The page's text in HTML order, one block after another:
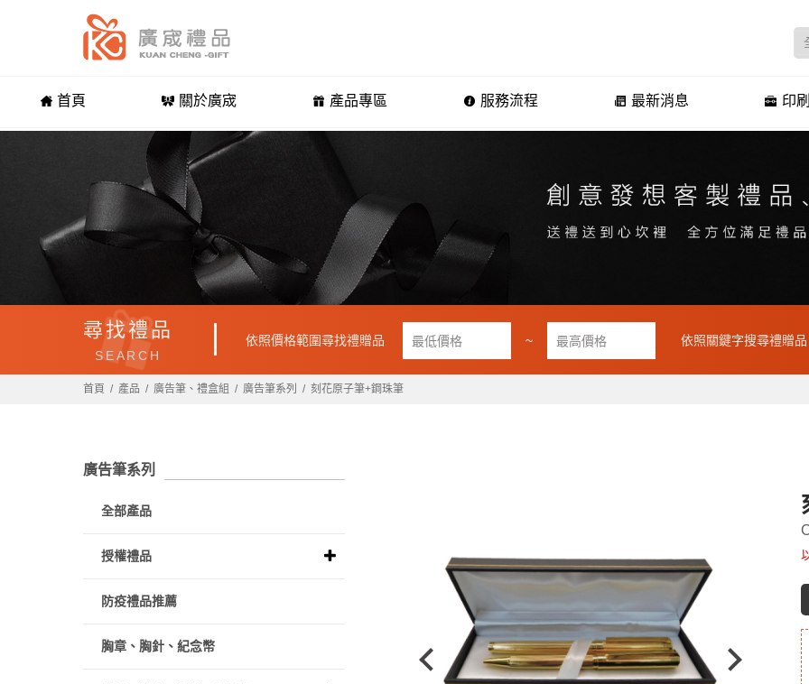
首頁 關於廣宬 產品專區 服務流程 最新消息 印
尋找禮品
SEARCH
依照價格範圍尋找禮贈品 ~ 依照關鍵字搜尋禮贈品
首頁 產品 廣告筆、禮盒組 廣告筆系列 刻花原子筆+鋼珠筆
廣告筆系列
全部產品
授權禮品
防疫禮品推薦
胸章、胸針、紀念幣